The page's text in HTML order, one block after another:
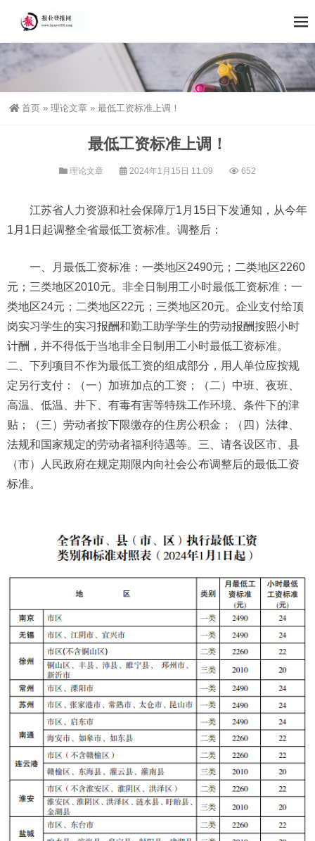
首页 » 理论文章 » 最低工资标准上调！
最低工资标准上调！
理论文章 2024年1月15日 11:09 652
江苏省人力资源和社会保障厅1月15日下发通知，从今年
1月1日起调整全省最低工资标准。调整后：
一、月最低工资标准：一类地区2490元；二类地区2260
元；三类地区2010元。非全日制用工小时最低工资标准：一
类地区24元；二类地区22元；三类地区20元。企业支付给顶
岗实习学生的实习报酬和勤工助学学生的劳动报酬按照小时
计酬，并不得低于当地非全日制用工小时最低工资标准。
二、下列项目不作为最低工资的组成部分，用人单位应按规
定另行支付：（一）加班加点的工资；（二）中班、夜班、
高温、低温、井下、有毒有害等特殊工作环境、条件下的津
贴；（三）劳动者按下限缴存的住房公积金；（四）法律、
法规和国家规定的劳动者福利待遇等。三、请各设区市、县
（市）人民政府在规定期限内向社会公布调整后的最低工资
标准。